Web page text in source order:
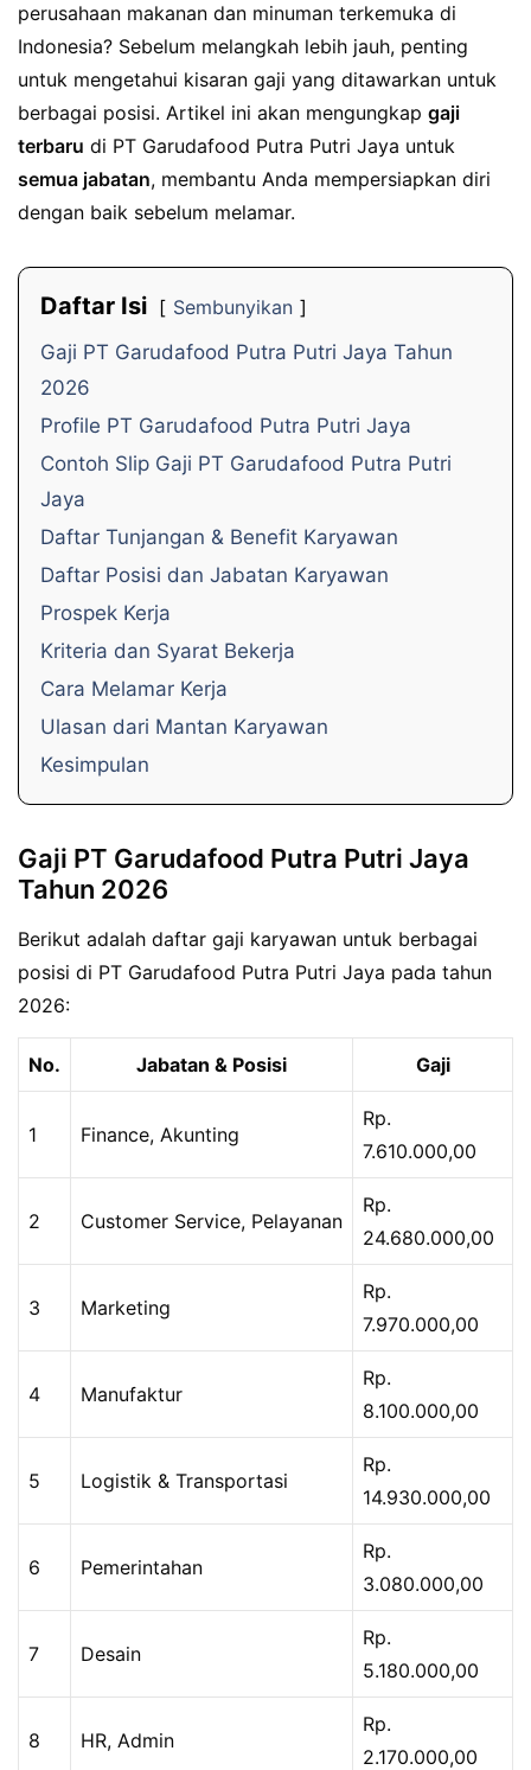
perusahaan makanan dan minuman terkemuka di
Indonesia? Sebelum melangkah lebih jauh, penting
untuk mengetahui kisaran gaji yang ditawarkan untuk
berbagai posisi. Artikel ini akan mengungkap gaji
terbaru di PT Garudafood Putra Putri Jaya untuk
semua jabatan, membantu Anda mempersiapkan diri
dengan baik sebelum melamar.
Daftar Isi
Sembunyikan
Gaji PT Garudafood Putra Putri Jaya Tahun
2026
Profile PT Garudafood Putra Putri Jaya
Contoh Slip Gaji PT Garudafood Putra Putri
Jaya
Daftar Tunjangan & Benefit Karyawan
Daftar Posisi dan Jabatan Karyawan
Prospek Kerja
Kriteria dan Syarat Bekerja
Cara Melamar Kerja
Ulasan dari Mantan Karyawan
Kesimpulan
Gaji PT Garudafood Putra Putri Jaya
Tahun 2026
Berikut adalah daftar gaji karyawan untuk berbagai
posisi di PT Garudafood Putra Putri Jaya pada tahun
2026:
No. Jabatan & Posisi Gaji
1 Finance, Akunting
Rp.
7.610.000,00
2 Customer Service, Pelayanan
Rp.
24.680.000,00
3 Marketing
Rp.
7.970.000,00
4 Manufaktur
Rp.
8.100.000,00
5 Logistik & Transportasi
Rp.
14.930.000,00
6 Pemerintahan
Rp.
3.080.000,00
7 Desain
Rp.
5.180.000,00
8 HR, Admin
Rp.
2.170.000,00